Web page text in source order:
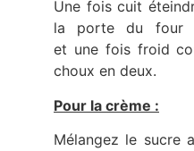
Une fois cuit
la porte du four
et une fois froid
choux en deux.
Pour la crème :
Mélangez le sucre